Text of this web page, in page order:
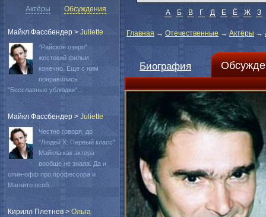
А Б В Г Д Е Ё Ж З
Главная → Отечественные → Актёры →
Биография
Актёры Обсуждения
Майкл Фассбендер > Juliette
"Райское озеро"
жестокий фильм
конечно. Еще с ним
понравились
"Бесславные ублюдки"...
Майкл Фассбендер > Juliette
Честно говоря, до
"Людей Х: Первый класс"
Майкла как актера
вообще не знала. Да и
спин-офф про профессора и
Магнито особ...
Кирилл Плетнев > Oльга